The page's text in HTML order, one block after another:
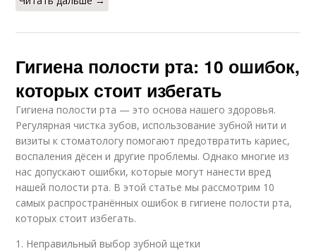
Гигиена полости рта: 10 ошибок,
которых стоит избегать
Гигиена полости рта — это основа нашего здоровья.
Регулярная чистка зубов, использование зубной нити и
визиты к стоматологу помогают предотвратить кариес,
воспаления дёсен и другие проблемы. Однако многие из
нас допускают ошибки, которые могут нанести вред
нашей полости рта. В этой статье мы рассмотрим 10
самых распространённых ошибок в гигиене полости рта,
которых стоит избегать.
1. Неправильный выбор зубной щетки